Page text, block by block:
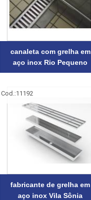
canaleta com grelha em
aço inox Rio Pequeno
Cod.:11192
fabricante de grelha em
aço inox Vila Sônia